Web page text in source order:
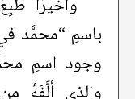
وأخيرًا
باسمِ “محمَّد
وجود اسمِ